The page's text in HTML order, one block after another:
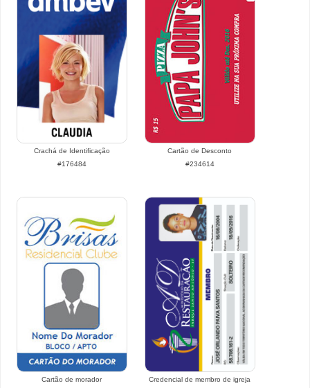
Crachá de Identificação
#176484
Cartão de Desconto
#234614
Cartão de morador
Credencial de membro de igreja